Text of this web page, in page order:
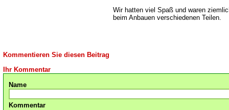
Wir hatten viel Spaß und waren
beim Anbauen verschiedenen Teilen.
Kommentieren Sie diesen Beitrag
Ihr Kommentar
Name
Kommentar